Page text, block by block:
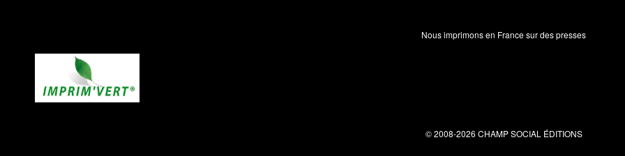
Nous imprimons en France sur des presses
© 2008-2026 CHAMP SOCIAL ÉDITIONS